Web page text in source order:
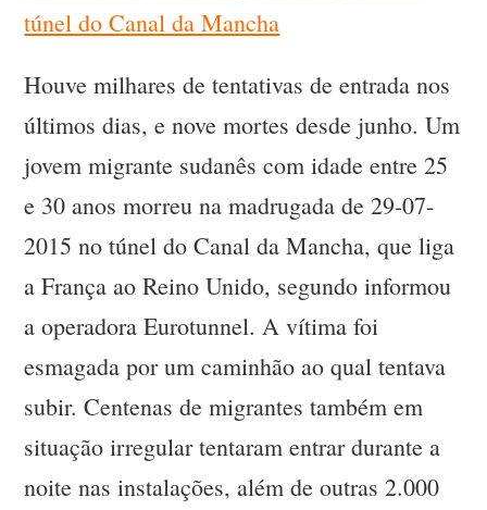
túnel do Canal da Mancha
Houve milhares de tentativas de entrada nos
últimos dias, e nove mortes desde junho. Um
jovem migrante sudanês com idade entre 25
e 30 anos morreu na madrugada de 29-07-
2015 no túnel do Canal da Mancha, que liga
a França ao Reino Unido, segundo informou
a operadora Eurotunnel. A vítima foi
esmagada por um caminhão ao qual tentava
subir. Centenas de migrantes também em
situação irregular tentaram entrar durante a
noite nas instalações, além de outras 2.000